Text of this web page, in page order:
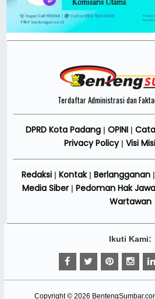
Terdaftar Administrasi dan
DPRD Kota Padang| OPINI
Privacy Policy| Visi Misi
Redaksi| Kontak| Berlangganan|
Media Siber| Pedoman Hak
Wartawan
Ikuti Kami:
Copyright ©2026